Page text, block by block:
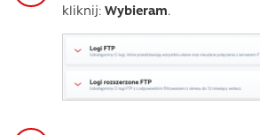
kliknij: Wybieram.